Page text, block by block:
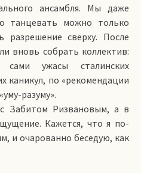
ансамбля. Мы даже
танцевать можно только
разрешение сверху. После
вновь собрать коллектив:
сами ужасы сталинских
каникул, по «рекомендации
разуму».
Забитом Ризвановым, а в
Кажется, что я по-
и очарованно беседую, как